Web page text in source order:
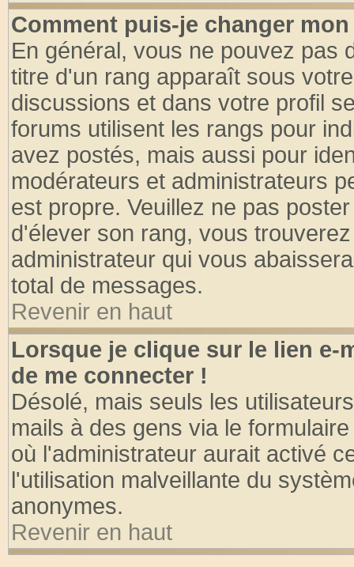
Comment puis-je changer
En général, vous ne pouvez pas
titre d'un rang apparaît sous
discussions et dans votre profil
forums utilisent les rangs pour
avez postés, mais aussi pour
modérateurs et administrateurs
est propre. Veuillez ne pas
d'élever son rang, vous
administrateur qui vous
total de messages.
Revenir en haut
Lorsque je clique sur le lien e-
de me connecter !
Désolé, mais seuls les
mails à des gens via le
où l'administrateur aurait activé
l'utilisation malveillante du
anonymes.
Revenir en haut